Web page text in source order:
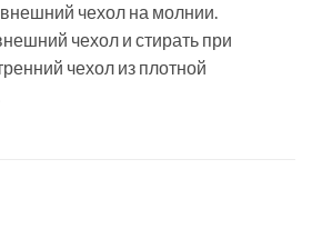
чехол на молнии.
чехол и стирать при
чехол из плотной